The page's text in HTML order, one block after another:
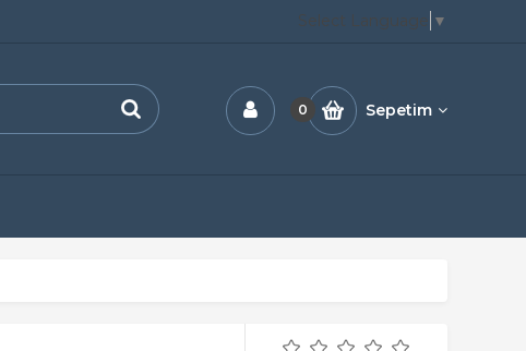
Select Language ▼
0 Sepetim